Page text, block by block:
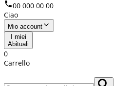
00 000 00 00
Ciao
Mio account
I miei
Abituali
0
Carrello